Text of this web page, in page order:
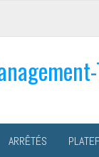
ARRÊTÉS